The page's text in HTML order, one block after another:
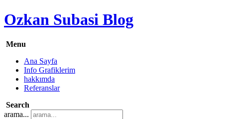
Ozkan Subasi Blog
Menu
Ana Sayfa
Info Grafiklerim
hakkımda
Referanslar
Search
arama...